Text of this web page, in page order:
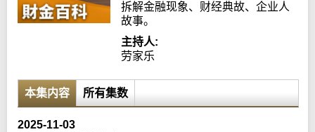
拆解金融现象、财经典故、企业人
故事。
主持人:
劳家乐
本集内容 所有集数
2025-11-03